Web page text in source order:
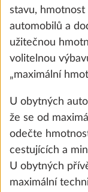
stavu,
automobilů a
užitečnou
volitelnou
„maximální
U obytných
že se od
odečte
cestujících a
U obytných
maximální